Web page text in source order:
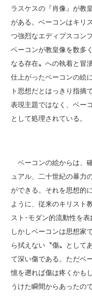
ラスケスの『肖像』が教
がある。ベーコンはキリ
つ強烈なエディプスコン
ベーコンが教皇像を数多
なる存在〟への執着と冒
仕上がったベーコンの絵
ト思想だとはっきり指摘
表現主題ではなく、ベー
として処理されている。
ベーコンの絵からは、
ュアル、二十世紀の暴力
ができる。それを思想的
ように、従来のキリスト
スト･モダン的流動性を
しかしベーコンは思想家
ら拭えない〝傷〟として
て深い傷である。ただベ
憶を遡れば傷は疼くかも
うけた瞬間からあったの